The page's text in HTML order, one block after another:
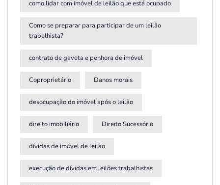
como lidar com imóvel de leilão que está ocupado
Como se preparar para participar de um leilão
trabalhista?
contrato de gaveta e penhora de imóvel
Coproprietário Danos morais
desocupação do imóvel após o leilão
direito imobiliário Direito Sucessório
dívidas de imóvel de leilão
execução de dívidas em leilões trabalhistas